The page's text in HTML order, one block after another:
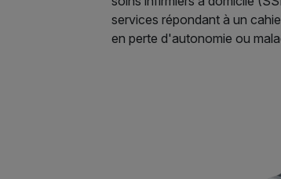
services répondant à un
en perte d'autonomie ou